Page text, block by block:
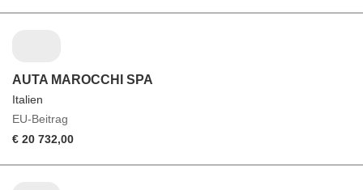
AUTA MAROCCHI SPA
Italien
EU-Beitrag
€ 20 732,00